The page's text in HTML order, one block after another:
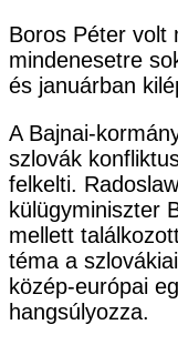
Boros Péter volt
mindenesetre
és januárban
A Bajnai-
szlovák
felkelti.
külügyminiszter
mellett
téma a
közép-európai
hangsúlyozza.